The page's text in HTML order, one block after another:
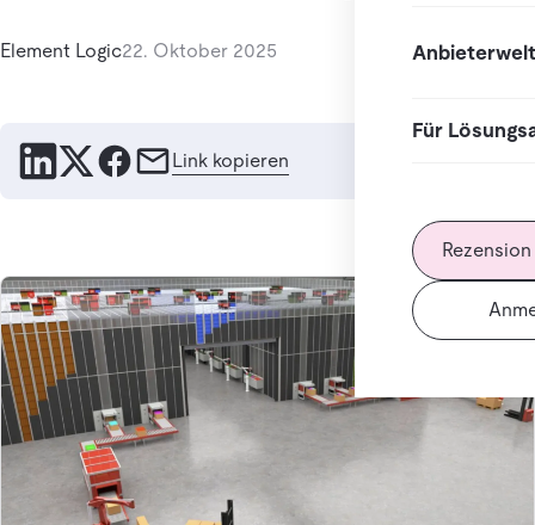
Anbieterwelt
Für
Element Logic22. Oktober 2025
Link kopieren